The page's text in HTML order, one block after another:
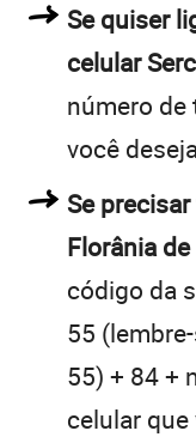
Se quiser
celular
número de
você
Se
Florânia
código da
55
55) + 84 +
celular